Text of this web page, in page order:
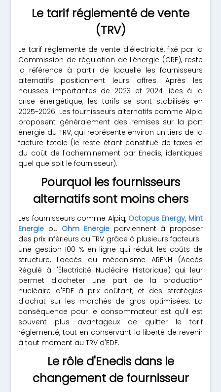
Le tarif réglementé de vente
(TRV)
Le tarif réglementé de vente d'électricité, fixé par la
Commission de régulation de l'énergie (CRE), reste
la référence à partir de laquelle les fournisseurs
alternatifs positionnent leurs offres. Après les
hausses importantes de 2023 et 2024 liées à la
crise énergétique, les tarifs se sont stabilisés en
2025-2026. Les fournisseurs alternatifs comme Alpiq
proposent généralement des remises sur la part
énergie du TRV, qui représente environ un tiers de la
facture totale (le reste étant constitué de taxes et
du coût de l'acheminement par Enedis, identiques
quel que soit le fournisseur).
Pourquoi les fournisseurs
alternatifs sont moins chers
Les fournisseurs comme Alpiq, Octopus Energy, Mint
Energie ou Ohm Energie parviennent à proposer
des prix inférieurs au TRV grâce à plusieurs facteurs :
une gestion 100 % en ligne qui réduit les coûts de
structure, l'accès au mécanisme ARENH (Accès
Régulé à l'Électricité Nucléaire Historique) qui leur
permet d'acheter une part de la production
nucléaire d'EDF à prix coûtant, et des stratégies
d'achat sur les marchés de gros optimisées. La
conséquence pour le consommateur est qu'il est
souvent plus avantageux de quitter le tarif
réglementé, tout en conservant la liberté de revenir
à tout moment au TRV d'EDF.
Le rôle d'Enedis dans le
changement de fournisseur